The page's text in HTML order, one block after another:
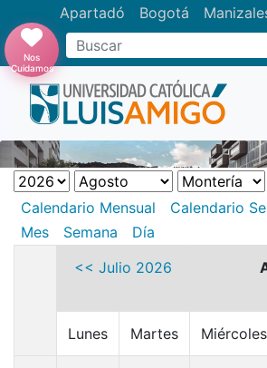
Apartadó Bogotá
Buscar
Nos
Cuidamos
Calendario Mensual Calendario
Mes
Semana
Día
<< Julio 2026
Lunes Martes Miércoles